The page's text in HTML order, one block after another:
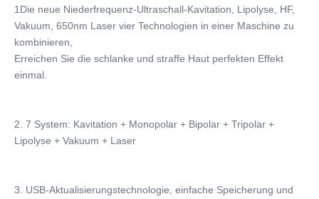
Output Power:
50 W
Display:
Farbtouch Screen
Treatment Area:
40 x 35 x 25 cm
Technology:
0-100Kpa
1Die neue Niederfrequenz-Ultraschall-Kavitation, Lipolyse, HF,
Vakuum, 650nm Laser vier Technologien in einer Maschine zu
kombinieren,
Erreichen Sie die schlanke und straffe Haut perfekten Effekt
einmal.
2. 7 System: Kavitation + Monopolar + Bipolar + Tripolar +
Lipolyse + Vakuum + Laser
3. USB-Aktualisierungstechnologie, einfache Speicherung und